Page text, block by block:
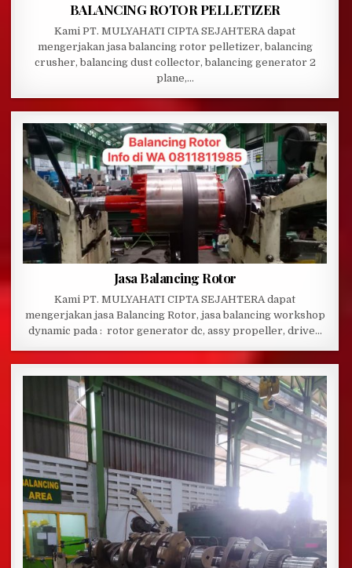
BALANCING ROTOR PELLETIZER
Kami PT. MULYAHATI CIPTA SEJAHTERA dapat
mengerjakan jasa balancing rotor pelletizer, balancing
crusher, balancing dust collector, balancing generator 2
plane,…
Jasa Balancing Rotor
Kami PT. MULYAHATI CIPTA SEJAHTERA dapat
mengerjakan jasa Balancing Rotor, jasa balancing workshop
dynamic pada : rotor generator dc, assy propeller, drive…